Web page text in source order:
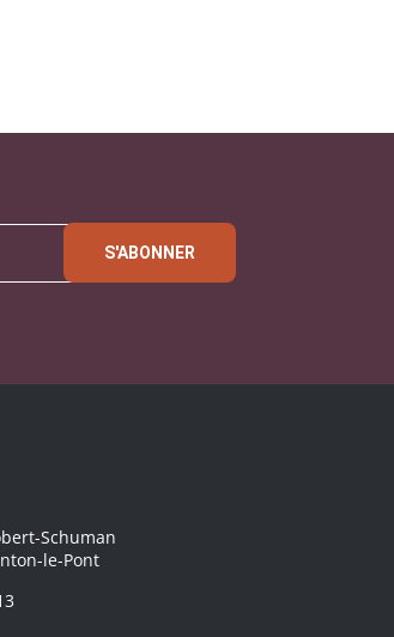
S'ABONNER
Schuman
le-Pont